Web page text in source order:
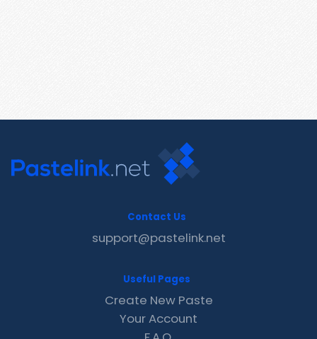
Contact Us
support@pastelink.net
Useful Pages
Create New Paste
Your Account